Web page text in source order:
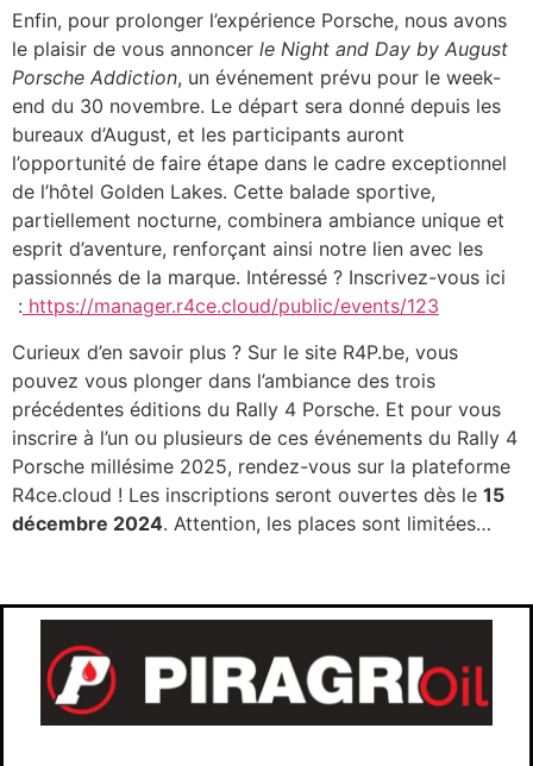
Enfin, pour prolonger l’expérience Porsche, nous avons
le plaisir de vous annoncer le Night and Day by August
Porsche Addiction, un événement prévu pour le week-
end du 30 novembre. Le départ sera donné depuis les
bureaux d’August, et les participants auront
l’opportunité de faire étape dans le cadre exceptionnel
de l’hôtel Golden Lakes. Cette balade sportive,
partiellement nocturne, combinera ambiance unique et
esprit d’aventure, renforçant ainsi notre lien avec les
passionnés de la marque. Intéressé ? Inscrivez-vous ici
: https://manager.r4ce.cloud/public/events/123
Curieux d’en savoir plus ? Sur le site R4P.be, vous
pouvez vous plonger dans l’ambiance des trois
précédentes éditions du Rally 4 Porsche. Et pour vous
inscrire à l’un ou plusieurs de ces événements du Rally 4
Porsche millésime 2025, rendez-vous sur la plateforme
R4ce.cloud ! Les inscriptions seront ouvertes dès le 15
décembre 2024. Attention, les places sont limitées…